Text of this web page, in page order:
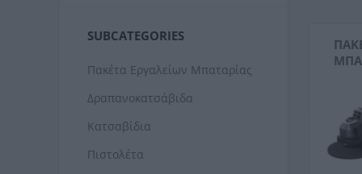
SUBCATEGORIES
Πακέτα Εργαλείων Μπαταρίας
Δραπανοκατσάβιδα
Κατσαβίδια
Πιστολέτα